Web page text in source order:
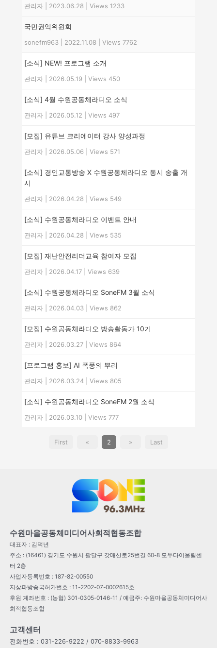
관리자 2023.06.28 Views 1233
국민권익위원회
sonefm963 2022.11.08 Views 7762
[소식] NEW! 프로그램 소개
관리자 2026.05.19 Views 450
[소식] 4월 수원공동체라디오 소식
관리자 2026.05.12 Views 497
[모집] 유튜브 크리에이터 강사 양성과정
관리자 2026.05.06 Views 571
[소식] 경인교통방송 X 수원공동체라디오 동시 송출 개
시
관리자 2026.04.28 Views 549
[소식] 수원공동체라디오 이벤트 안내
관리자 2026.04.28 Views 535
[모집] 재난안전리더교육 참여자 모집
관리자 2026.04.17 Views 639
[소식] 수원공동체라디오 SoneFM 3월 소식
관리자 2026.04.03 Views 862
[모집] 수원공동체라디오 방송활동가 10기
관리자 2026.03.27 Views 864
[프로그램 홍보] AI 폭풍의 뿌리
관리자 2026.03.24 Views 805
[소식] 수원공동체라디오 SoneFM 2월 소식
관리자 2026.03.10 Views 777
First « 2 » Last
수원마을공동체미디어사회적협동조합
대표자 : 김덕년
주소 : (16461) 경기도 수원시 팔달구 갓매산로25번길 60-8 모두다어울림센
터 2층
사업자등록번호 : 187-82-00550
지상파방송국허가번호 : 11-2202-07-0002615호
후원 계좌번호 : (농협) 301-0305-0146-11 / 예금주: 수원마을공동체미디어사
회적협동조합
고객센터
전화번호 : 031-226-9222 / 070-8833-9963